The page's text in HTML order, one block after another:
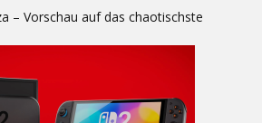
– Vorschau auf das chaotischste